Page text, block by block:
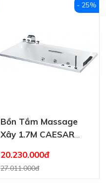
Bồn Tắm Massage
Xây 1.7M CAESAR
20.230.000đ
27.011.000đ
- 25%